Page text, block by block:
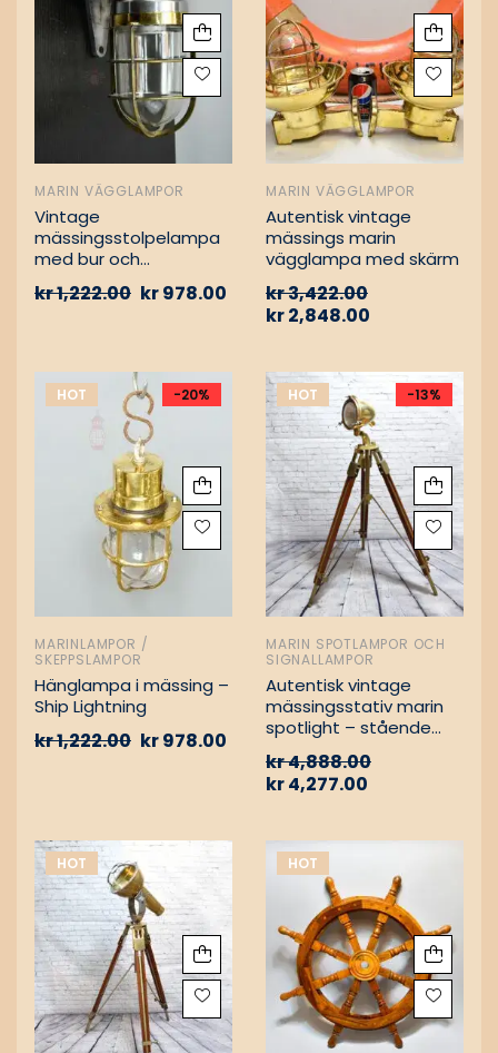
MARIN VÄGGLAMPOR
Vintage
mässingsstolpelampa
med bur och
Nautisk
kr1,222.00 kr978.00
MARIN VÄGGLAMPOR
Autentisk vintage
mässings marin
vägglampa med skärm
kr3,422.00
kr2,848.00
HOT -20%
MARINLAMPOR /
SKEPPSLAMPOR
Hänglampa i mässing –
Ship Lightning
kr1,222.00 kr978.00
HOT -13%
MARIN SPOTLAMPOR OCH
SIGNALLAMPOR
Autentisk vintage
mässingsstativ marin
spotlight – stående
kr4,888.00
kr4,277.00
HOT HOT